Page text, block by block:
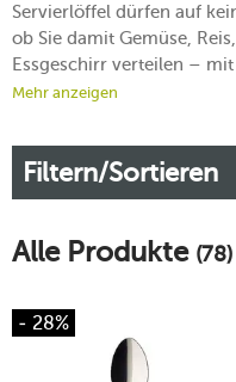
Servierlöffel dürfen auf
ob Sie damit Gemüse,
Essgeschirr verteilen –
jede Leckerei stilecht.
Verwendung eines
Stils, sondern bringt viele
Mehr erfahren!
Mehr anzeigen
Filtern/Sortieren
Alle Produkte (78)
- 28%